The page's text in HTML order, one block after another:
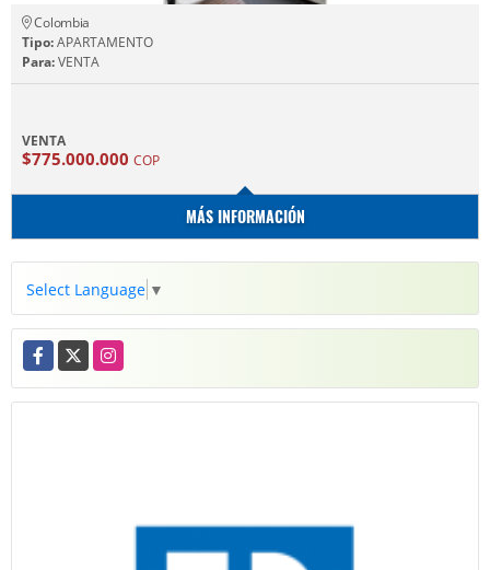
Colombia
Tipo:APARTAMENTO
Para:VENTA
VENTA
$775.000.000 COP
MÁS INFORMACIÓN
Select Language ▼
Facebook
X Instagram